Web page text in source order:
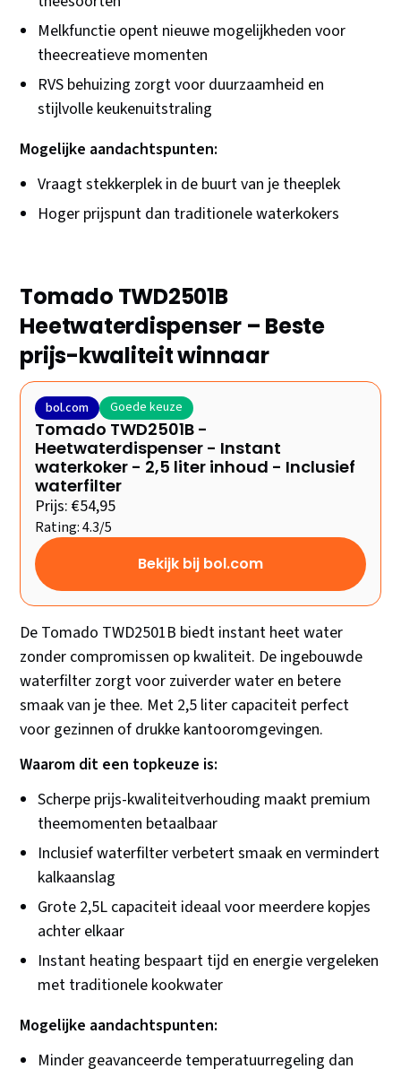
Melkfunctie opent nieuwe mogelijkheden voor
theecreatieve momenten
RVS behuizing zorgt voor duurzaamheid en
stijlvolle keukenuitstraling
Mogelijke aandachtspunten:
Vraagt stekkerplek in de buurt van je theeplek
Hoger prijspunt dan traditionele waterkokers
Tomado TWD2501B
Heetwaterdispenser – Beste
prijs-kwaliteit winnaar
bol.com Goede keuze
Tomado TWD2501B -
Heetwaterdispenser - Instant
waterkoker - 2,5 liter inhoud - Inclusief
waterfilter
Prijs: €54,95
Rating: 4.3/5
Bekijk bij bol.com
De Tomado TWD2501B biedt instant heet water
zonder compromissen op kwaliteit. De ingebouwde
waterfilter zorgt voor zuiverder water en betere
smaak van je thee. Met 2,5 liter capaciteit perfect
voor gezinnen of drukke kantooromgevingen.
Waarom dit een topkeuze is:
Scherpe prijs-kwaliteitverhouding maakt premium
theemomenten betaalbaar
Inclusief waterfilter verbetert smaak en vermindert
kalkaanslag
Grote 2,5L capaciteit ideaal voor meerdere kopjes
achter elkaar
Instant heating bespaart tijd en energie vergeleken
met traditionele kookwater
Mogelijke aandachtspunten:
Minder geavanceerde temperatuurregeling dan